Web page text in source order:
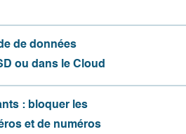
de données
ou dans le Cloud
: bloquer les
et de numéros